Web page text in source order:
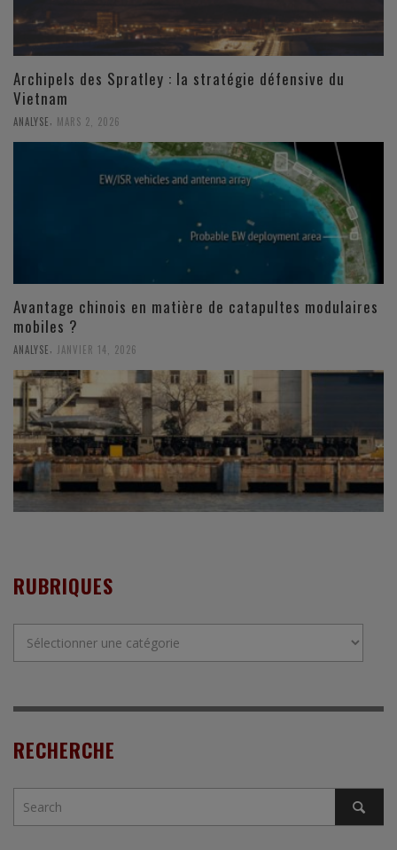
Archipels des Spratley : la stratégie défensive du
Vietnam
ANALYSE MARS 2, 2026
Avantage chinois en matière de catapultes modulaires
mobiles ?
ANALYSE JANVIER 14, 2026
RUBRIQUES
RECHERCHE